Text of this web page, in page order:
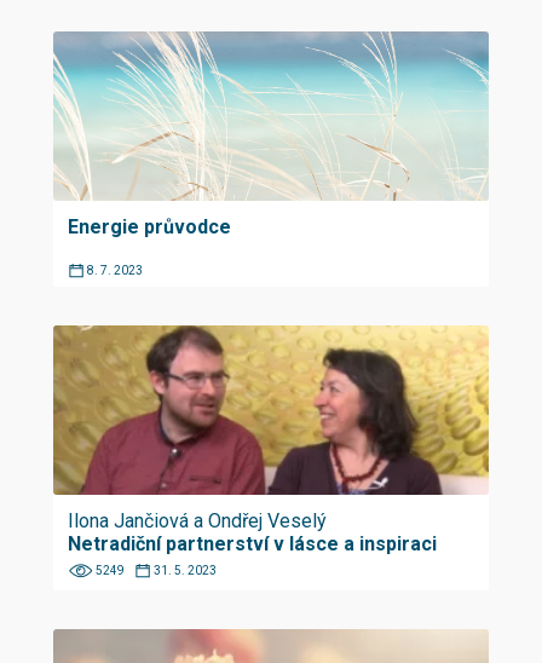
Energie průvodce
8. 7. 2023
Ilona Jančiová a Ondřej Veselý
Netradiční partnerství v lásce a inspiraci
5249 31. 5. 2023